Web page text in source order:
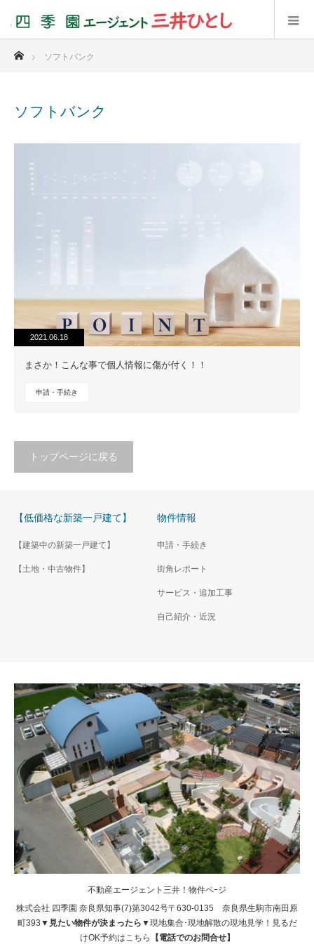
ソフトバンク
ソフトバンク
2021.06.18
まさか！こんな事で個人情報に傷が付く！！
申請・手続き
トップページに戻る
【低価格な新築一戸建て】
【建築中の新築一戸建て】
【土地・中古物件】
物件情報
申請・手続き
街角レポート
サービス・追加工事
自己紹介・近況
不動産エージェント三井！物件ペｰジ
株式会社 四季園 奈良県知事(7)第3042号〒630-0135 奈良県生駒市南田原
町393 ▼見たい物件が決まったら▼現地集合･現地解散の現地見学！見るだ
けOK予約はこちら
【電話でのお問合せ】